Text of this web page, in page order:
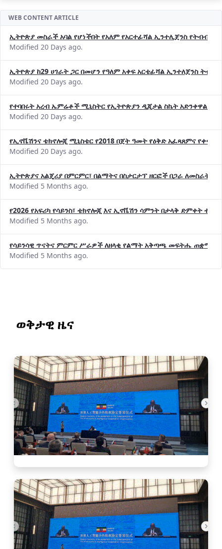
ኢትዮጵያ መስራች አባል የሆነችበት የአለም የአርተፊሻል ኢንተሊጀንስ የትብብር
Modified 20 Days ago.
ኢትዮጵያ ከ29 ሀገራት ጋር በመሆን የዓለም አቀፍ አርቴፊሻል ኢንተለጀንስ
Modified 20 Days ago.
የተባበሩት አረብ ኤምሬቶች ሚኒስትር የኢትዮጵያን ዲጂታል ስኬት አድንቀዋል
Modified 20 Days ago.
የኢኖቬሽንና ቴክኖሎጂ ሚኒስቴር የ2018 በጀት ዓመት የዕቅድ አፈጻጸምና
Modified 20 Days ago.
ኢትዮጵያና አልጄሪያ በምርምር፣ በልማትና በስታርታፕ ዘርፎች በጋራ ለመስራት
Modified 5 Months ago.
የ2026 የአፍሪካ የሳይንስ፣ ቴክኖሎጂ እና ኢኖቬሽን ሳምንት በታላቅ ድምቀት
Modified 5 Months ago.
የሳይንሳዊ ጥናትና ምርምር ሥራዎች ለዘላቂ የልማት አቅጣጫ መፍትሔ ጠቋሚ
Modified 5 Months ago.